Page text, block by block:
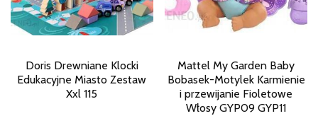
Doris Drewniane Klocki
Edukacyjne Miasto Zestaw
Xxl 115
Mattel My Garden Baby
Bobasek-Motylek Karmienie
i przewijanie Fioletowe
Włosy GYP09 GYP11